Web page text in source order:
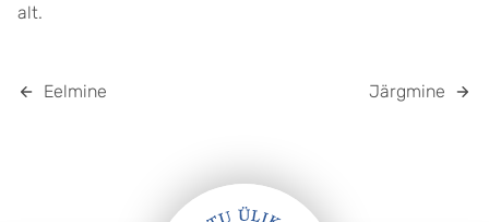
alt.
Eelmine Järgmine